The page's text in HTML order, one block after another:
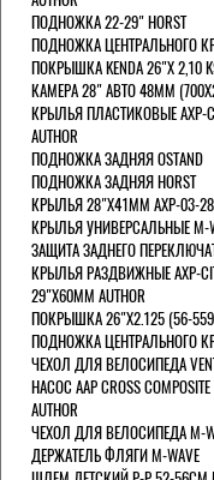
ПОДНОЖКА 22-29" HORST
ПОДНОЖКА ЦЕНТРАЛЬНОГО
ПОКРЫШКА KENDA 26"Х 2,10
КАМЕРА 28" АВТО 48ММ
КРЫЛЬЯ ПЛАСТИКОВЫЕ AXP-
AUTHOR
ПОДНОЖКА ЗАДНЯЯ OSTAND
ПОДНОЖКА ЗАДНЯЯ HORST
КРЫЛЬЯ 28"Х41ММ AXP-03-28
КРЫЛЬЯ УНИВЕРСАЛЬНЫЕ M-
ЗАЩИТА ЗАДНЕГО
КРЫЛЬЯ РАЗДВИЖНЫЕ AXP-
29"Х60ММ AUTHOR
ПОКРЫШКА 26"Х2.125 (56-559)
ПОДНОЖКА ЦЕНТРАЛЬНОГО
ЧЕХОЛ ДЛЯ ВЕЛОСИПЕДА
НАСОС AAP CROSS
AUTHOR
ЧЕХОЛ ДЛЯ ВЕЛОСИПЕДА M-
ДЕРЖАТЕЛЬ ФЛЯГИ M-WAVE